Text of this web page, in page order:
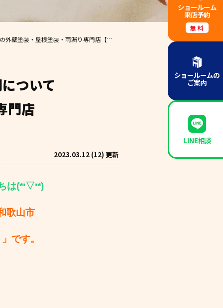
外壁塗装・屋根塗装・雨漏り専門店 【外壁塗装 屋根塗装 和歌山市 エースペイント】🏠✨
ついて
門店
2023.03.12 (12) 更新
は(*‘▽‘*)
歌山市
です。
ショールーム
来店予約
無料
ショールームの
ご案内
LINE相談